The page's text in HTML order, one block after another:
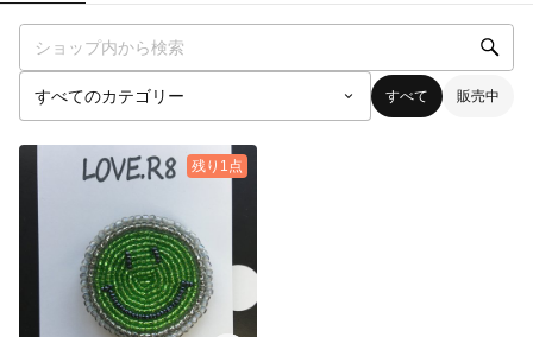
すべて 販売中
残り1点